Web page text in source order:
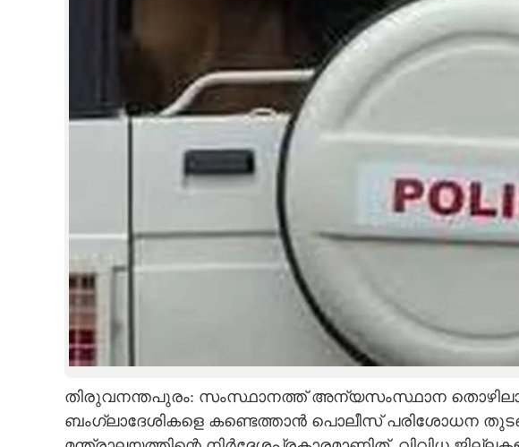
തിരുവനന്തപുരം: സംസ്ഥാനത്ത് അന്യസംസ്ഥാന
ബംഗ്ലാദേശികളെ കണ്ടെത്താൻ പൊലീസ് പരിശോധന